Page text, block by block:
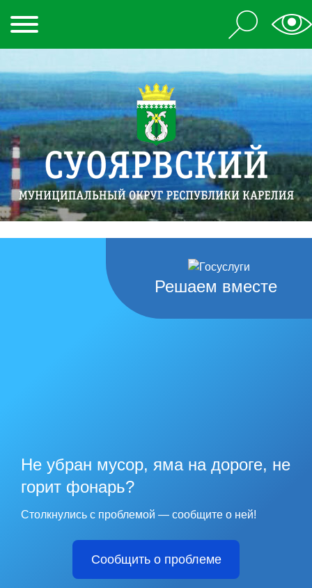
Решаем вместе
Не убран мусор, яма на дороге, не
горит фонарь?
Столкнулись с проблемой — сообщите о ней!
Сообщить о проблеме